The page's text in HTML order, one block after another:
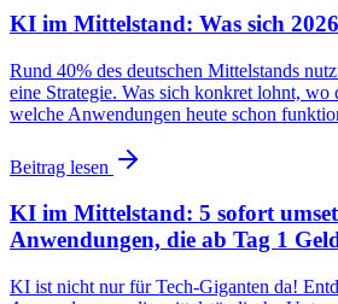
KI im Mittelstand: Was sich
Rund 40% des deutschen Mittelstands
eine Strategie. Was sich konkret lohnt, wo
welche Anwendungen heute schon
Beitrag lesen
KI im Mittelstand: 5 sofort
Anwendungen, die ab Tag 1
KI ist nicht nur für Tech-Giganten da!